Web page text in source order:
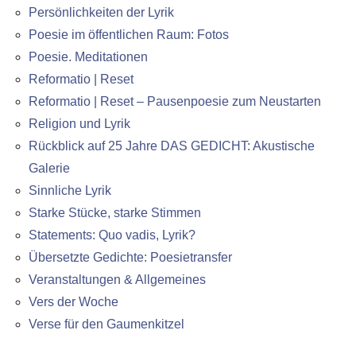
Persönlichkeiten der Lyrik
Poesie im öffentlichen Raum: Fotos
Poesie. Meditationen
Reformatio | Reset
Reformatio | Reset – Pausenpoesie zum Neustarten
Religion und Lyrik
Rückblick auf 25 Jahre DAS GEDICHT: Akustische
Galerie
Sinnliche Lyrik
Starke Stücke, starke Stimmen
Statements: Quo vadis, Lyrik?
Übersetzte Gedichte: Poesietransfer
Veranstaltungen & Allgemeines
Vers der Woche
Verse für den Gaumenkitzel